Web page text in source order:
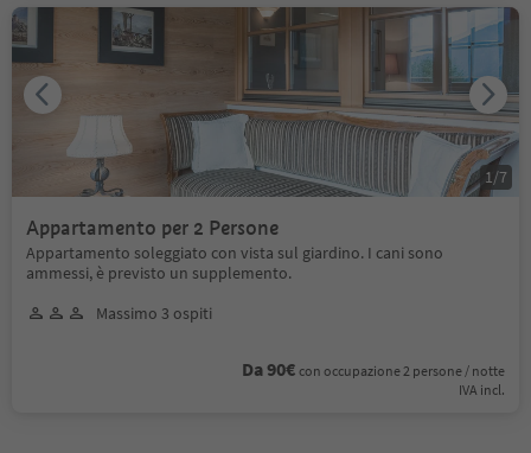
Appartamento per 2 Persone
Appartamento soleggiato con vista sul giardino. I cani sono
ammessi, è previsto un supplemento.
Massimo 3 ospiti
Da 90€ con occupazione 2 persone / notte
IVA incl.
1/7